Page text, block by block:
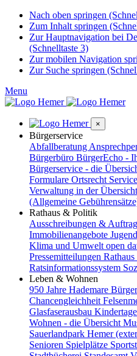
Nach oben springen
Zum Inhalt springen
Zur Hauptnavigation bei
(Schnelltaste 3)
Zur mobilen Navigation
Zur Suche springen
Menu
×
Bürgerservice
Abfallberatung
Bürgerbüro BürgerEcho -
Bürgerservice - die
Formulare Ortsrecht
Verwaltung in der Übersicht
(Allgemeine
Rathaus & Politik
Ausschreibungen &
Immobilienangebote
Klima und Umwelt open
Pressemitteilungen
Ratsinformationssystem
Leben & Wohnen
950 Jahre Hademare
Chancengleichheit
Glasfaserausbau
Wohnen - die Übersicht
Sauerlandpark Hemer
Senioren Spielplätze